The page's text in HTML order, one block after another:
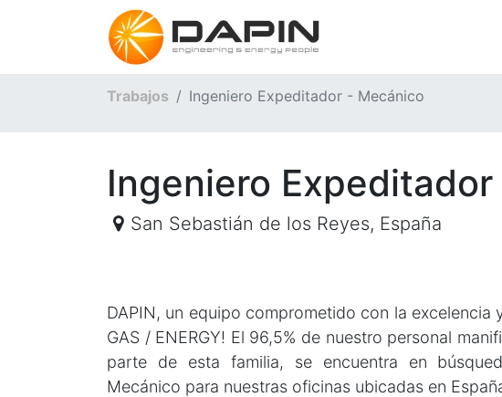
Trabajos Ingeniero Expeditador - Mecánico
Ingeniero
San Sebastián de los Reyes, España
DAPIN, un equipo comprometido con la excelencia
GAS / ENERGY! El 96,5% de nuestro personal
parte de esta familia, se encuentra en
Mecánico para nuestras oficinas ubicadas en